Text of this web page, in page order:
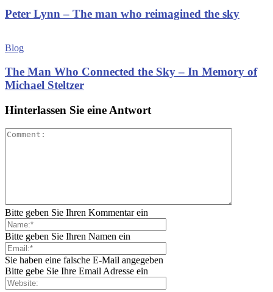
Peter Lynn – The man who reimagined the sky
Blog
The Man Who Connected the Sky – In Memory of
Michael Steltzer
Hinterlassen Sie eine Antwort
Bitte geben Sie Ihren Kommentar ein
Bitte geben Sie Ihren Namen ein
Sie haben eine falsche E-Mail angegeben
Bitte gebe Sie Ihre Email Adresse ein